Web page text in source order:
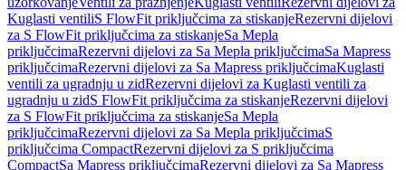
Kuglasti ventiliS FlowFit priključcima za stiskanjeRezervni dijelovi
za S FlowFit priključcima za stiskanjeSa Mepla
priključcimaRezervni dijelovi za Sa Mepla priključcimaSa Mapress
priključcimaRezervni dijelovi za Sa Mapress priključcimaKuglasti
ventili za ugradnju u zidRezervni dijelovi za Kuglasti ventili za
ugradnju u zidS FlowFit priključcima za stiskanjeRezervni dijelovi
za S FlowFit priključcima za stiskanjeSa Mepla
priključcimaRezervni dijelovi za Sa Mepla priključcimaS
priključcima CompactRezervni dijelovi za S priključcima
CompactSa Mapress priključcimaRezervni dijelovi za Sa Mapress